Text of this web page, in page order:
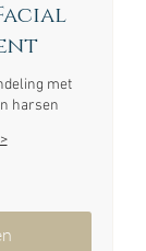
met
harsen